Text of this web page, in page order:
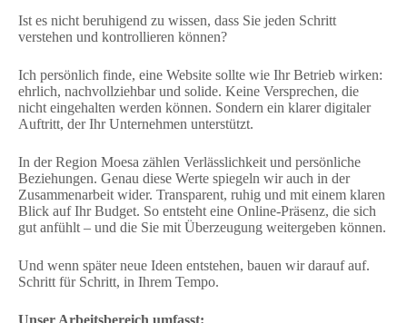
Ist es nicht beruhigend zu wissen, dass Sie jeden Schritt
verstehen und kontrollieren können?
Ich persönlich finde, eine Website sollte wie Ihr Betrieb wirken:
ehrlich, nachvollziehbar und solide. Keine Versprechen, die
nicht eingehalten werden können. Sondern ein klarer digitaler
Auftritt, der Ihr Unternehmen unterstützt.
In der Region Moesa zählen Verlässlichkeit und persönliche
Beziehungen. Genau diese Werte spiegeln wir auch in der
Zusammenarbeit wider. Transparent, ruhig und mit einem klaren
Blick auf Ihr Budget. So entsteht eine Online-Präsenz, die sich
gut anfühlt – und die Sie mit Überzeugung weitergeben können.
Und wenn später neue Ideen entstehen, bauen wir darauf auf.
Schritt für Schritt, in Ihrem Tempo.
Unser Arbeitsbereich umfasst: